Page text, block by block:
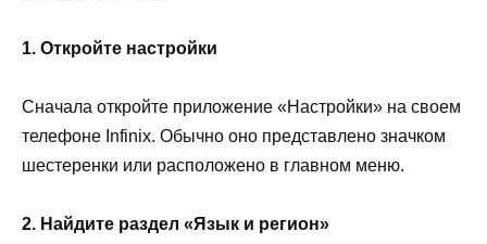
1. Откройте настройки
Сначала откройте приложение «Настройки» на своем
телефоне Infinix. Обычно оно представлено значком
шестеренки или расположено в главном меню.
2. Найдите раздел «Язык и регион»